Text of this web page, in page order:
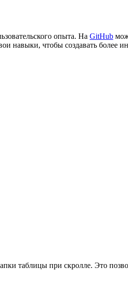
опыта. На GitHub
навыки, чтобы создавать более
таблицы при скролле. Это